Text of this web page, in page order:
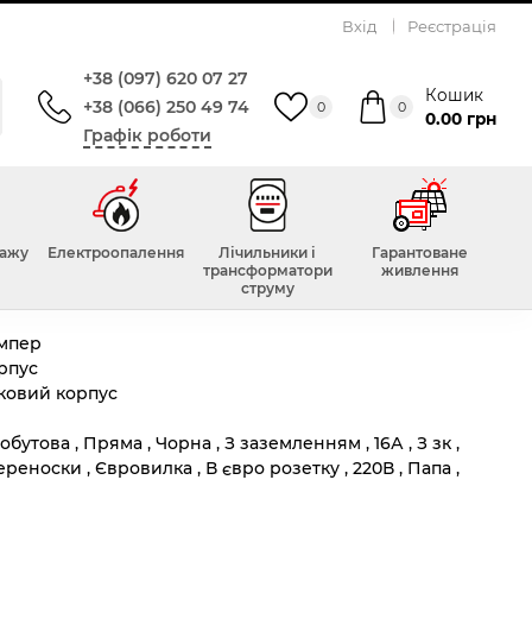
Вхід Реєстрація
+38 (097) 620 07 27
+38 (066) 250 49 74
Графік роботи
0 0
Кошик
0.00 грн
Електроопалення
Лічильники і
трансформатори
струму
Гарантоване
живлення
16А, Timex
16А, Timex
корпус
, Пряма , Чорна , З заземленням , 16А , З зк ,
, Євровилка , В євро розетку , 220В , Папа ,